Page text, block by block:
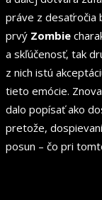
práve z desaťročia
prvý Zombie
a skľúčenosť, tak
z nich istú
tieto emócie.
dalo popísať ako
pretože,
posun – čo pri